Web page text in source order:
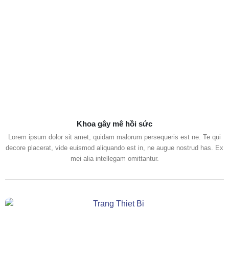
Khoa gây mê hồi sức
Lorem ipsum dolor sit amet, quidam malorum persequeris est ne. Te qui
decore placerat, vide euismod aliquando est in, ne augue nostrud has. Ex
mei alia intellegam omittantur.